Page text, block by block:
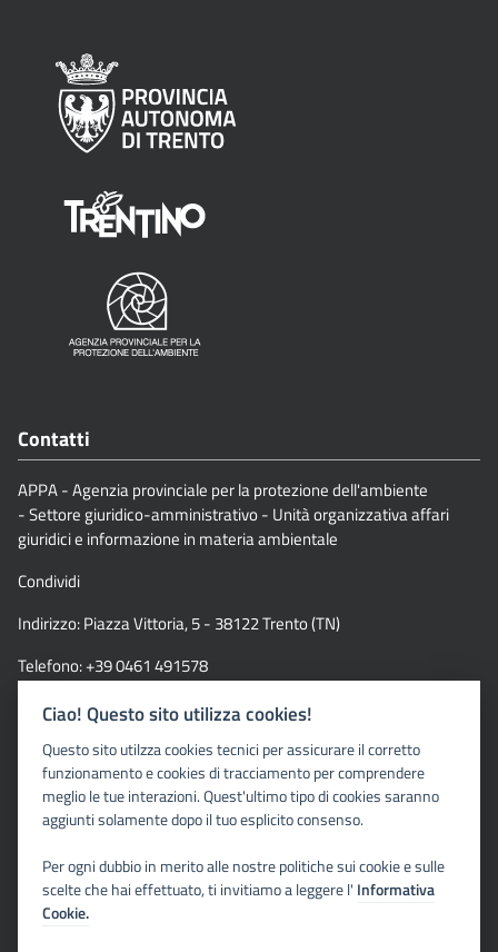
Contatti
APPA - Agenzia provinciale per la protezione dell'ambiente
- Settore giuridico-amministrativo - Unità organizzativa affari
giuridici e informazione in materia ambientale
Condividi
Indirizzo: Piazza Vittoria, 5 - 38122 Trento (TN)
Telefono: +39 0461 491578
Email:educazioneambientale@provincia.tn.it
Pec:sga.appa@pec.provincia.tn.it
Link
APPA
Agenda 2030 in Trentino
Ciao! Questo sito utilizza cookies!
Questo sito utilzza cookies tecnici per assicurare il corretto
funzionamento e cookies di tracciamento per comprendere
meglio le tue interazioni. Quest'ultimo tipo di cookies saranno
aggiunti solamente dopo il tuo esplicito consenso.
Per ogni dubbio in merito alle nostre politiche sui cookie e sulle
scelte che hai effettuato, ti invitiamo a leggere l' Informativa
Cookie.